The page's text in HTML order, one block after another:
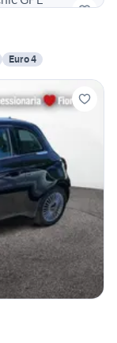
Euro 4